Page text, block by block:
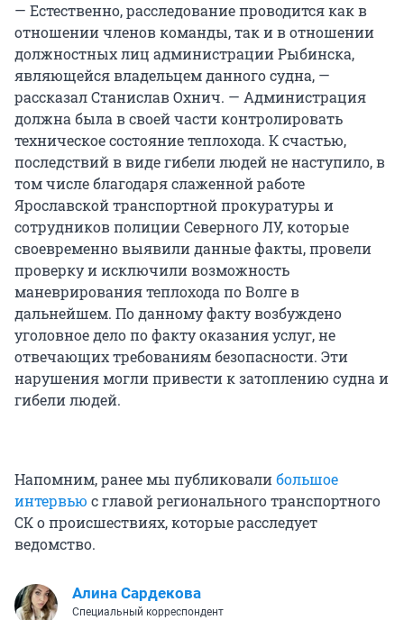
— Естественно, расследование проводится как в
отношении членов команды, так и в отношении
должностных лиц администрации Рыбинска,
являющейся владельцем данного судна, —
рассказал Станислав Охнич. — Администрация
должна была в своей части контролировать
техническое состояние теплохода. К счастью,
последствий в виде гибели людей не наступило, в
том числе благодаря слаженной работе
Ярославской транспортной прокуратуры и
сотрудников полиции Северного ЛУ, которые
своевременно выявили данные факты, провели
проверку и исключили возможность
маневрирования теплохода по Волге в
дальнейшем. По данному факту возбуждено
уголовное дело по факту оказания услуг, не
отвечающих требованиям безопасности. Эти
нарушения могли привести к затоплению судна и
гибели людей.
Напомним, ранее мы публиковалибольшое
интервью с главой регионального транспортного
СК о происшествиях, которые расследует
ведомство.
Алина Сардекова
Специальный корреспондент